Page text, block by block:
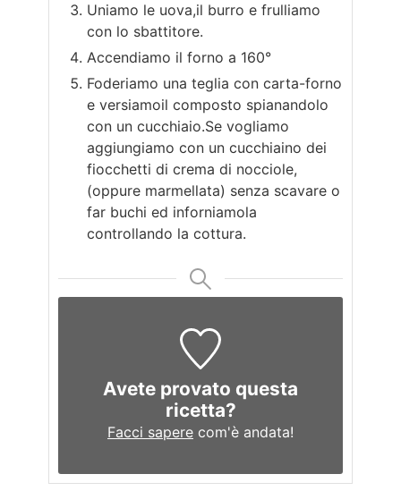
Uniamo le uova,il burro e frulliamo
con lo sbattitore.
Accendiamo il forno a 160°
Foderiamo una teglia con carta-forno
e versiamoil composto spianandolo
con un cucchiaio.Se vogliamo
aggiungiamo con un cucchiaino dei
fiocchetti di crema di nocciole,
(oppure marmellata) senza scavare o
far buchi ed inforniamola
controllando la cottura.
Avete provato questa
ricetta?
Facci sapere com'è andata!